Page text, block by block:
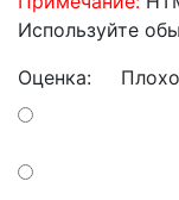
Используйте
Оценка: Плохо